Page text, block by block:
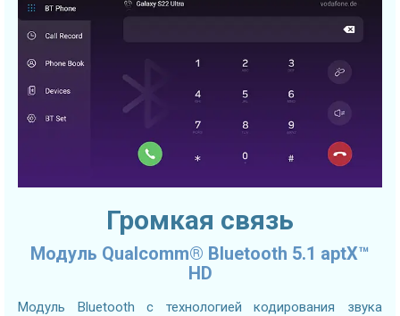
Громкая связь
Модуль Qualcomm® Bluetooth 5.1 aptX™
HD
Модуль Bluetooth с технологией кодирования звука